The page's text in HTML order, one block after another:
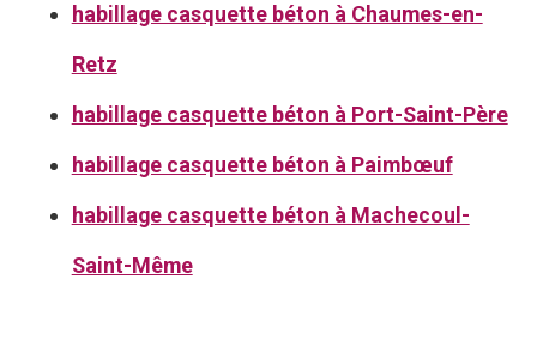
habillage casquette béton à Chaumes-en-
Retz
habillage casquette béton à Port-Saint-Père
habillage casquette béton à Paimbœuf
habillage casquette béton à Machecoul-
Saint-Même